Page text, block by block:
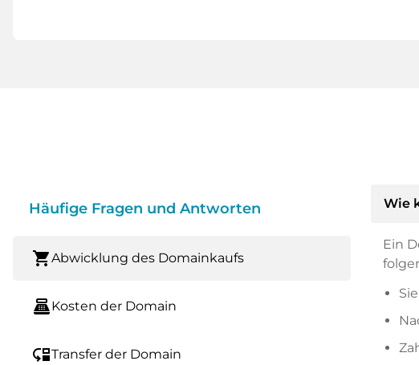
Häufige Fragen und Antworten
shopping_cartAbwicklung des Domainkaufs
point_of_saleKosten der Domain
move_downTransfer der Domain
Wie
Ein